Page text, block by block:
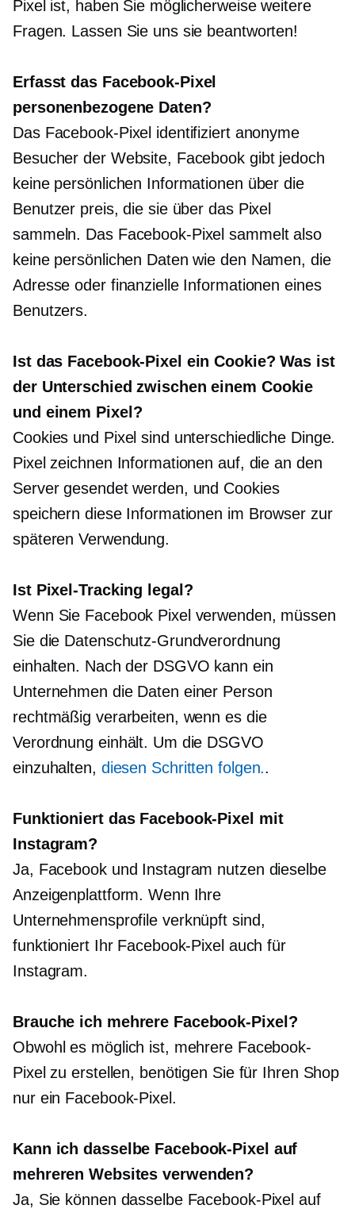
Pixel ist, haben Sie möglicherweise weitere
Fragen. Lassen Sie uns sie beantworten!
Erfasst das Facebook-Pixel
personenbezogene Daten?
Das Facebook-Pixel identifiziert anonyme
Besucher der Website, Facebook gibt jedoch
keine persönlichen Informationen über die
Benutzer preis, die sie über das Pixel
sammeln. Das Facebook-Pixel sammelt also
keine persönlichen Daten wie den Namen, die
Adresse oder finanzielle Informationen eines
Benutzers.
Ist das Facebook-Pixel ein Cookie? Was ist
der Unterschied zwischen einem Cookie
und einem Pixel?
Cookies und Pixel sind unterschiedliche Dinge.
Pixel zeichnen Informationen auf, die an den
Server gesendet werden, und Cookies
speichern diese Informationen im Browser zur
späteren Verwendung.
Ist Pixel-Tracking legal?
Wenn Sie Facebook Pixel verwenden, müssen
Sie die Datenschutz-Grundverordnung
einhalten. Nach der DSGVO kann ein
Unternehmen die Daten einer Person
rechtmäßig verarbeiten, wenn es die
Verordnung einhält. Um die DSGVO
einzuhalten, diesen Schritten folgen..
Funktioniert das Facebook-Pixel mit
Instagram?
Ja, Facebook und Instagram nutzen dieselbe
Anzeigenplattform. Wenn Ihre
Unternehmensprofile verknüpft sind,
funktioniert Ihr Facebook-Pixel auch für
Instagram.
Brauche ich mehrere Facebook-Pixel?
Obwohl es möglich ist, mehrere Facebook-
Pixel zu erstellen, benötigen Sie für Ihren Shop
nur ein Facebook-Pixel.
Kann ich dasselbe Facebook-Pixel auf
mehreren Websites verwenden?
Ja, Sie können dasselbe Facebook-Pixel auf